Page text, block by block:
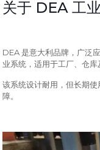
关于 DEA工
DEA 是意大利品牌，广泛
业系统，适用于工厂、仓库
该系统设计耐用，但长期
障。